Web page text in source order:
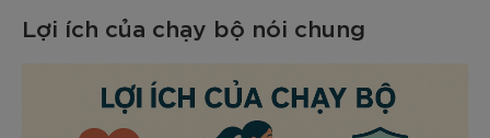
Lợi ích của chạy bộ nói chung